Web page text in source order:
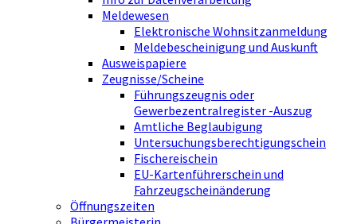
Meldewesen
Elektronische Wohnsitzanmeldung
Meldebescheinigung und Auskunft
Ausweispapiere
Zeugnisse/Scheine
Führungszeugnis oder
Gewerbezentralregister -Auszug
Amtliche Beglaubigung
Untersuchungsberechtigungschein
Fischereischein
EU-Kartenführerschein und
Fahrzeugscheinänderung
Öffnungszeiten